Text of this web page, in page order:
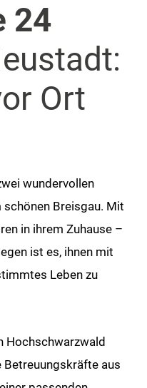
24
Ort
wundervollen
Breisgau. Mit
in ihrem Zuhause –
ist es, ihnen mit
Leben zu
Hochschwarzwald
aus